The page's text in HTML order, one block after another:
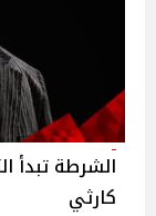
الشرطة تبدأ
كارثي